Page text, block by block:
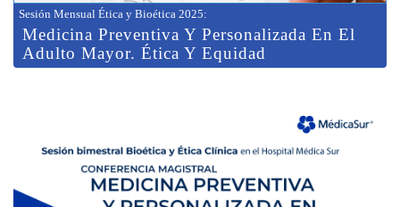
Sesión Mensual Ética y Bioética 2025:
Medicina Preventiva Y Personalizada En El
Adulto Mayor. Ética Y Equidad